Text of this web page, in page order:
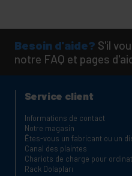
Besoin d'aide? S'il
notre FAQ et pages
Service client
Informations de contact
Notre magasin
Êtes-vous un fabricant ou un
Canal des plaintes
Chariots de charge pour
Rack Dolapları